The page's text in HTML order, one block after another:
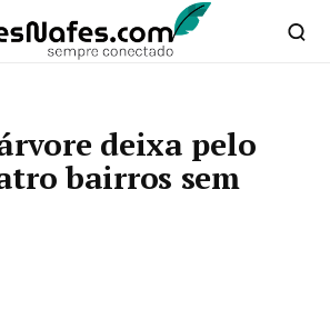
deixa pelo
bairros sem